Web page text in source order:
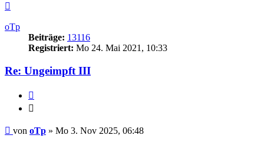
oTp
Beiträge: 13116
Registriert: Mo 24. Mai 2021, 10:33
Re: Ungeimpft III
Beitrag
von oTp » Mo 3. Nov 2025, 06:48